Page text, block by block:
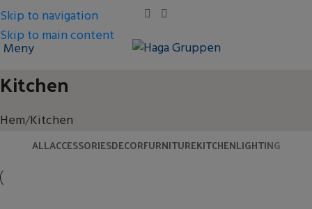
Skip to navigation
Skip to main content
Meny
Kitchen
Hem Kitchen
ALLACCESSORIESDECORFURNITUREKITCHENLIGHTING